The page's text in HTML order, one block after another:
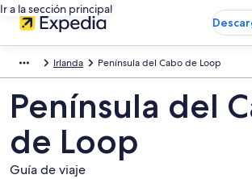
Ir a la sección principal
Irlanda Península del Cabo de Loop
Península del
de Loop
Guía de viaje